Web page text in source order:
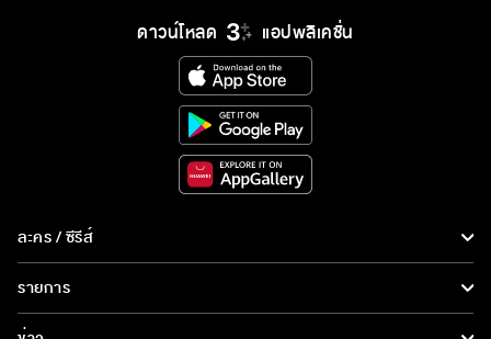
ดาวน์โหลด แอปพลิเคชั่น
ละคร / ซีรีส์
ละคร/ซีรีส์
ซีรีส์นานาชาติ
รายการ
รายการทั้งหมด